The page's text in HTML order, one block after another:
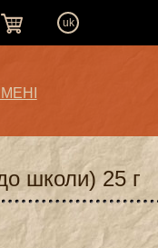
uk
школи) 25 г